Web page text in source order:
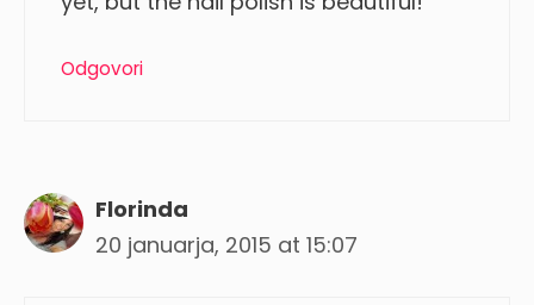
Odgovori
Florinda
20 januarja, 2015 at 15:07